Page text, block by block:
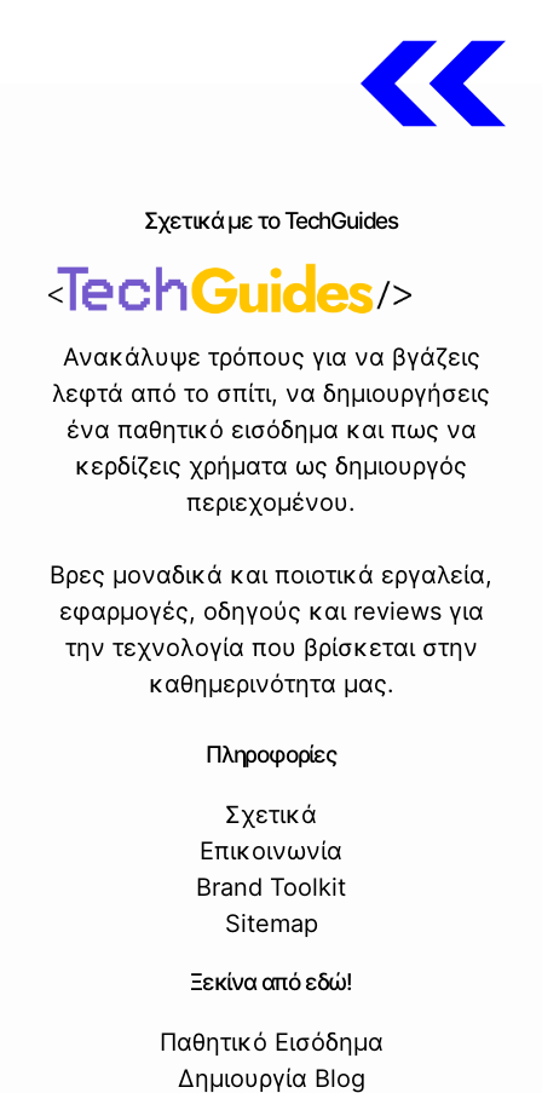
Σχετικά με το TechGuides
Ανακάλυψε τρόπους για να βγάζεις
λεφτά από το σπίτι, να δημιουργήσεις
ένα παθητικό εισόδημα και πως να
κερδίζεις χρήματα ως δημιουργός
περιεχομένου.
Βρες μοναδικά και ποιοτικά εργαλεία,
εφαρμογές, οδηγούς και reviews για
την τεχνολογία που βρίσκεται στην
καθημερινότητα μας.
Πληροφορίες
Σχετικά
Επικοινωνία
Brand Toolkit
Sitemap
Ξεκίνα από εδώ!
Παθητικό Εισόδημα
Δημιουργία Blog